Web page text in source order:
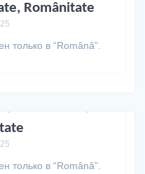
Românitate
только в “Română”.
только в “Română”.